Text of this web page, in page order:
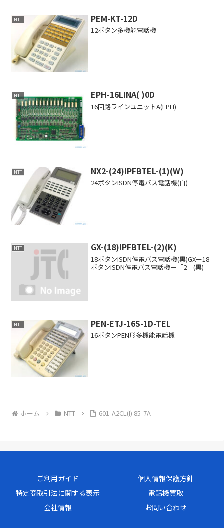
NTT PEM-KT-12D
12ボタン多機能電話機
NTT EPH-16LINA( )0D
16回路ラインユニットA(EPH)
NTT NX2-(24)IPFBTEL-(1)(W)
24ボタンISDN停電バス電話機(白)
NTT GX-(18)IPFBTEL-(2)(K)
18ボタンISDN停電バス電話機(黒)GXー18
ボタンISDN停電バス電話機ー「2」(黒)
NTT PEN-ETJ-16S-1D-TEL
16ボタンPEN形多機能電話機
ホーム NTT 601-A2CL(I) 85-7A
ご利用ガイド
個人情報保護方針
特定商取引法に関する表示
電話機買取
会社情報
お問い合わせ